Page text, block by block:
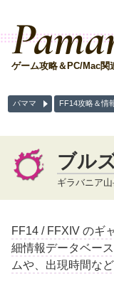
ゲーム攻略＆PC/Mac関
パママ FF14攻略＆情
ブル
ギラバニア
FF14 / FFXIV のギ
細情報データベー
ムや、出現時間な